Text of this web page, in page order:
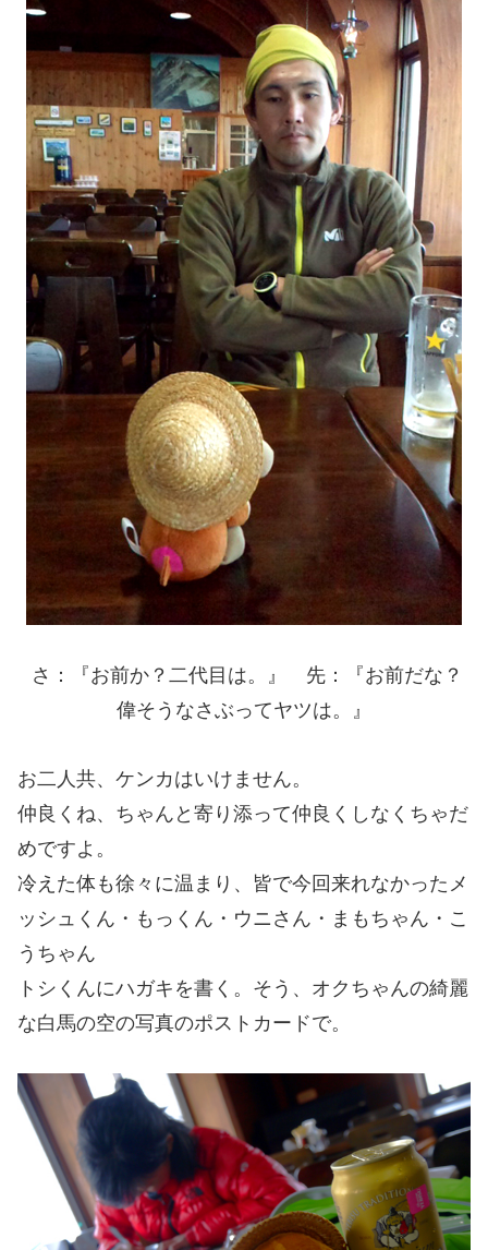
さ：『お前か？二代目は。』 先：『お前だな？
偉そうなさぶってヤツは。』
お二人共、ケンカはいけません。
仲良くね、ちゃんと寄り添って仲良くしなくちゃだ
めですよ。
冷えた体も徐々に温まり、皆で今回来れなかったメ
ッシュくん・もっくん・ウニさん・まもちゃん・こ
うちゃん
トシくんにハガキを書く。そう、オクちゃんの綺麗
な白馬の空の写真のポストカードで。